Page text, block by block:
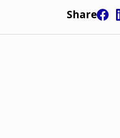
Share